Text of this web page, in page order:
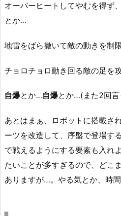
オーバーヒートしてやむを得ず
とか…
地雷をばら撒いて敵の動きを制
チョロチョロ動き回る敵の足を
自爆とか…自爆とか…(また2回言
あとはまぁ、ロボットに搭載さ
ーツを改造して、序盤で登場す
で戦えるようにする要素も入れ
たいことが多すぎるので、どこ
ありますが…。やる気とか、時